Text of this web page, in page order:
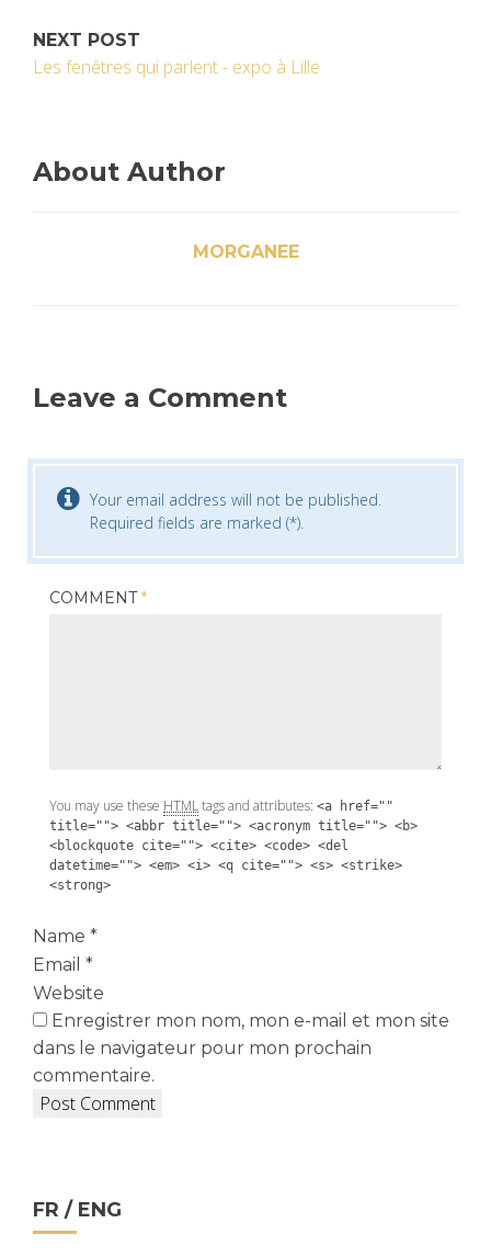
NEXT POST
Les fenêtres qui parlent - expo à Lille
About Author
MORGANEE
Leave a Comment
Your email address will not be published.
Required fields are marked (*).
COMMENT*
You may use these HTMLtags and attributes: <a href=""
title=""> <abbr title=""> <acronym title=""> <b>
<blockquote cite=""> <cite> <code> <del
datetime=""> <em> <i> <q cite=""> <s> <strike>
<strong>
Name *
Email *
Website
Enregistrer mon nom, mon e-mail et mon site
dans le navigateur pour mon prochain
commentaire.
FR / ENG